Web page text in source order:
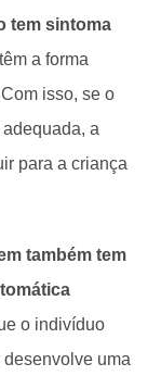
tem sintoma
a forma
isso, se o
a
para a criança
também tem
o indivíduo
uma